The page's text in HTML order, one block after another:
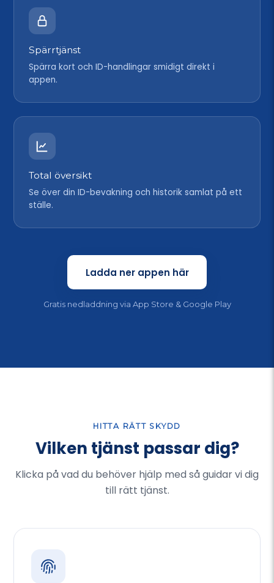
Spärrtjänst
Spärra kort och ID-handlingar smidigt direkt i
appen.
Total översikt
Se över din ID-bevakning och historik samlat på ett
ställe.
Ladda ner appen här
Gratis nedladdning via App Store & Google Play
HITTA RÄTT SKYDD
Vilken tjänst passar dig?
Klicka på vad du behöver hjälp med så guidar vi dig
till rätt tjänst.